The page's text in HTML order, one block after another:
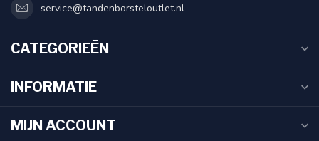
service@tandenborsteloutlet.nl
CATEGORIEËN
INFORMATIE
MIJN ACCOUNT